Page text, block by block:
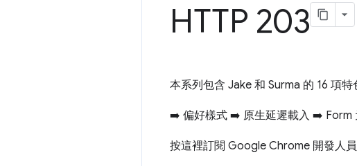
HTTP 203
本系列包含 Jake 和 Surma 的 16 項
➡️ 偏好樣式 ➡️ 原生延遲載入 ➡️ Form
按這裡訂閱 Google Chrome 開發人